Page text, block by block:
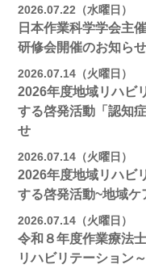
2026.07.22（水曜日）
日本作業科学学会主
研修会開催のお知らせ
2026.07.14（火曜日）
2026年度地域リハビ
する啓発活動「認知
せ
2026.07.14（火曜日）
2026年度地域リハビ
する啓発活動~地域
2026.07.14（火曜日）
令和８年度作業療法
リハビリテーション